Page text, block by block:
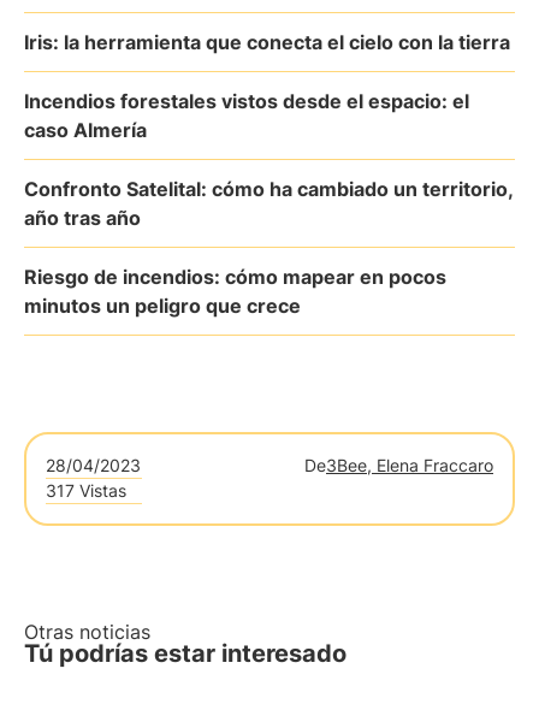
Iris: la herramienta que conecta el cielo con la tierra
Incendios forestales vistos desde el espacio: el
caso Almería
Confronto Satelital: cómo ha cambiado un territorio,
año tras año
Riesgo de incendios: cómo mapear en pocos
minutos un peligro que crece
28/04/2023 De3Bee, Elena Fraccaro
317 Vistas
Otras noticias
Tú podrías estar interesado